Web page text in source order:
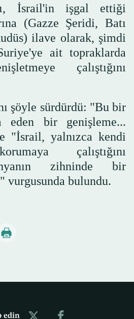
İsrail'in işgal ettiği
(Gazze Şeridi, Batı
ilave olarak, şimdi
ait topraklarda
çalıştığını
şöyle sürdürdü: "Bu bir
eden bir genişleme...
"İsrail, yalnızca kendi
çalıştığını
zihninde bir
vurgusunda bulundu.
edin